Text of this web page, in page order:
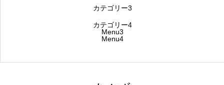
カテゴリー3
カテゴリー4
Menu3
Menu4